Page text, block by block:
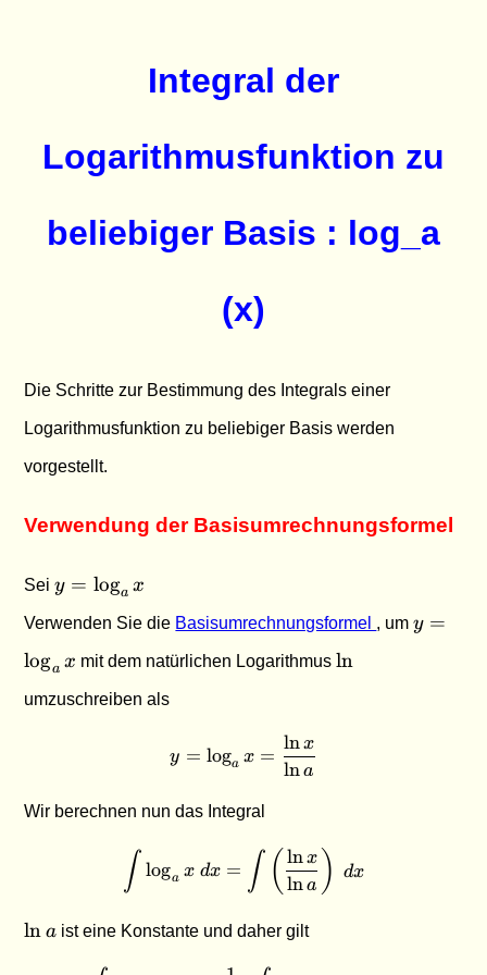
Integral der
Logarithmusfunktion zu
beliebiger Basis : log_a
(x)
Die Schritte zur Bestimmung des Integrals einer
Logarithmusfunktion zu beliebiger Basis werden
vorgestellt.
Verwendung der Basisumrechnungsformel
Seiy =
\log_a
x
y = loga x
Verwenden Sie die Basisumrechnungsformel , umy =
\log_a
y =
loga x mit dem natürlichen Logarithmus \ln
ln
umzuschreiben als
y = \log_a x = \dfrac{\ln
y = loga x =
lna
lnx
Wir berechnen nun das Integral
\int \log_a x \; dx = \int
∫ loga x dx = ∫ ( lna
lnx ) dx
\ln
ln aist eine Konstante und daher gilt